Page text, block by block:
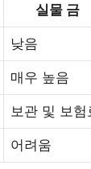
실물 금
낮음
매우 높음
보관 및 보험
어려움